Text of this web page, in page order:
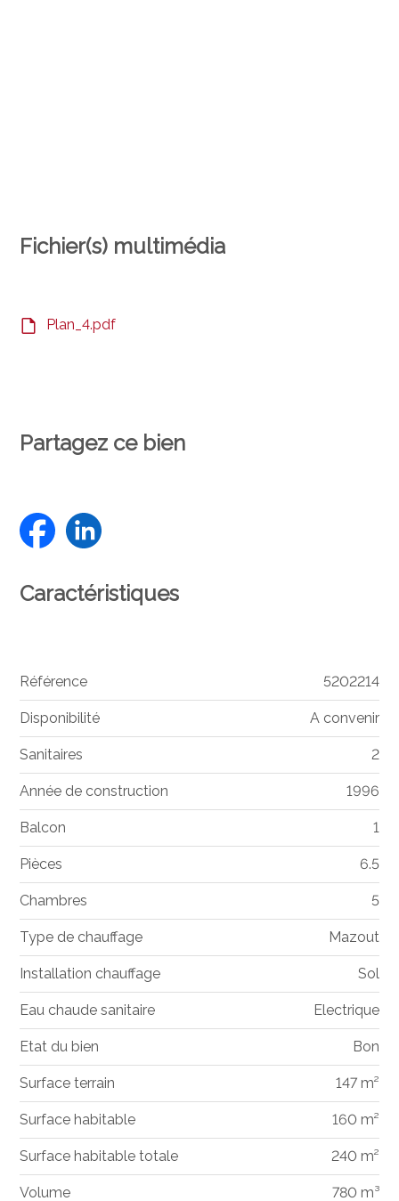
Fichier(s) multimédia
Plan_4.pdf
Partagez ce bien
Caractéristiques
Référence 5202214
Disponibilité A convenir
Sanitaires 2
Année de construction 1996
Balcon 1
Pièces 6.5
Chambres 5
Type de chauffage Mazout
Installation chauffage Sol
Eau chaude sanitaire Electrique
Etat du bien Bon
Surface terrain 147 m²
Surface habitable 160 m²
Surface habitable totale 240 m²
Volume 780 m³